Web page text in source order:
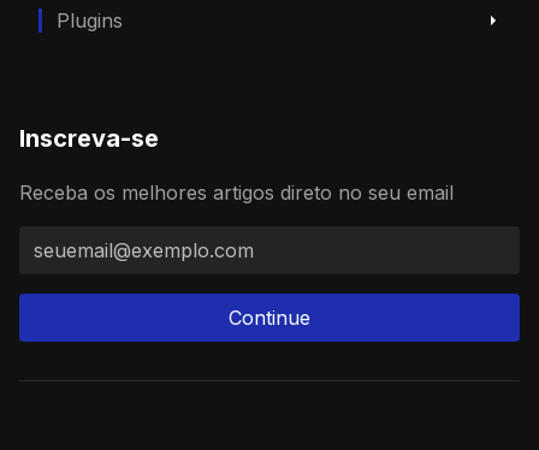
Plugins
Inscreva-se
Receba os melhores artigos direto no seu email
Continue